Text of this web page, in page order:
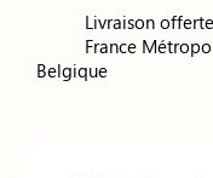
Livraison
France
Belgique